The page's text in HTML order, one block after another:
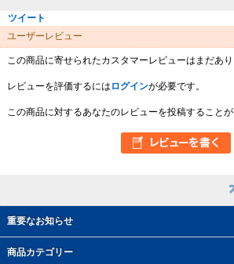
重要なお知らせ
商品カテゴリー
ツイート
ユーザーレビュー
この商品に寄せられたカスタマーレビューはまだあり
レビューを評価するには ログインが必要です。
この商品に対するあなたのレビューを投稿することが